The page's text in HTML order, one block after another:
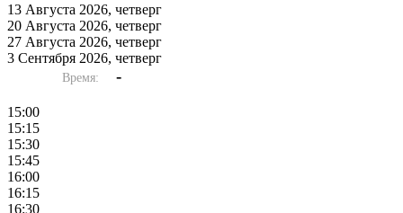
13 Августа 2026, четверг
20 Августа 2026, четверг
27 Августа 2026, четверг
3 Сентября 2026, четверг
Время: -
15:00
15:15
15:30
15:45
16:00
16:15
16:30